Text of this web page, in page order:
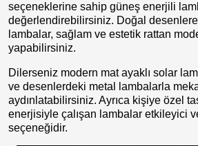
seçeneklerine sahip güneş enerjili
değerlendirebilirsiniz. Doğal
lambalar, sağlam ve estetik rattan
yapabilirsiniz.
Dilerseniz modern mat ayaklı solar
ve desenlerdeki metal lambalarla
aydınlatabilirsiniz. Ayrıca kişiye özel
enerjisiyle çalışan lambalar etkileyici
seçeneğidir.